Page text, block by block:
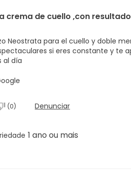
crema de cuello ,con
Neostrata para el cuello y doble
si eres constante y te
al día
1 ano ou mais
(0) Denunciar